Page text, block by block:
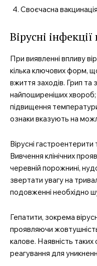
Своєчасна
Вірусні
При виявленні впливу
кілька ключових форм,
вжиття заходів. Грип та
найпоширеніших
підвищення
ознаки вказують на
Вірусні
Вивчення клінічних
черевній порожнині,
звертати увагу на
подовженні необхідно
Гепатити, зокрема
проявляючи
калове. Наявність
реагування для